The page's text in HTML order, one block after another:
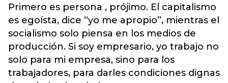
Primero es persona , prójimo. El capitalismo
es egoísta, dice “yo me apropio”, mientras el
socialismo solo piensa en los medios de
producción. Si soy empresario, yo trabajo no
solo para mi empresa, sino para los
trabajadores, para darles condiciones dignas